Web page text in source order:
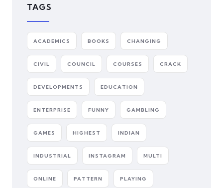
TAGS
ACADEMICS BOOKS CHANGING
CIVIL COUNCIL COURSES CRACK
DEVELOPMENTS EDUCATION
ENTERPRISE FUNNY GAMBLING
GAMES HIGHEST INDIAN
INDUSTRIAL INSTAGRAM MULTI
ONLINE PATTERN PLAYING